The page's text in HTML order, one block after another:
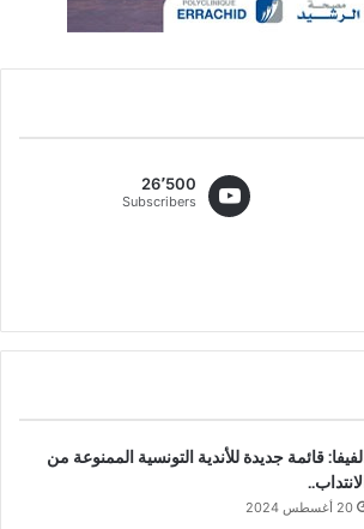
26٬500
Subscribers
الفيفا: قائمة جديدة للأندية التونسية الممنوعة من
الانتداب..
20 أغسطس 2024